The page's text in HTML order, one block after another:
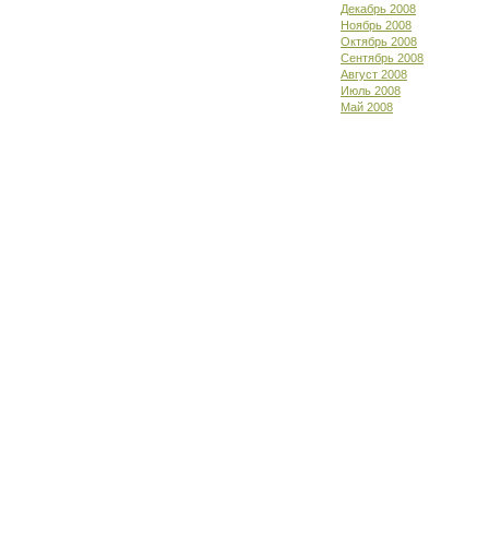
Декабрь 2008
Ноябрь 2008
Октябрь 2008
Сентябрь 2008
Август 2008
Июль 2008
Май 2008